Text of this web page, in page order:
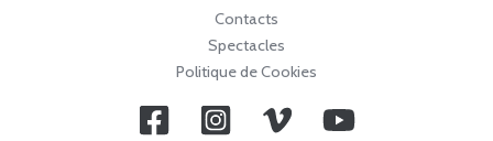
Contacts
Spectacles
Politique de Cookies